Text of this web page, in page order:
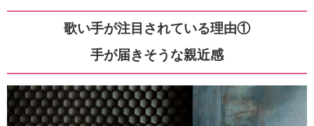
歌い手が注目されている理由①
手が届きそうな親近感